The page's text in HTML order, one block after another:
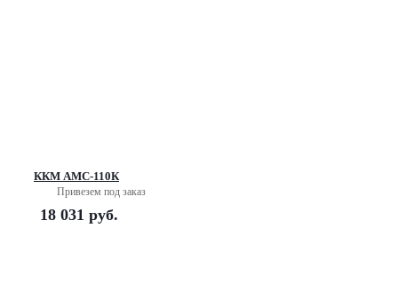
ККМ АМС-110К
Привезем под заказ
18 031 руб.